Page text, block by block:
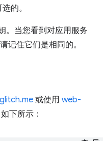
的。
。当您看到对应用服务
记住它们是相同的。
或使用 web-
下所示：